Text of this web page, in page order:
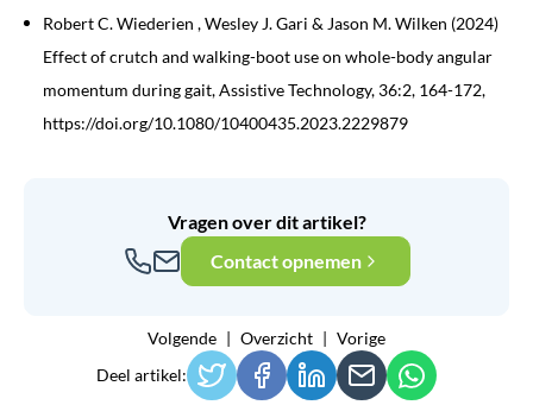
Robert C. Wiederien , Wesley J. Gari & Jason M. Wilken (2024)
Effect of crutch and walking-boot use on whole-body angular
momentum during gait, Assistive Technology, 36:2, 164-172,
https://doi.org/10.1080/10400435.2023.2229879
Vragen over dit artikel?
Contact opnemen
Volgende Overzicht
Vorige
Deel artikel: